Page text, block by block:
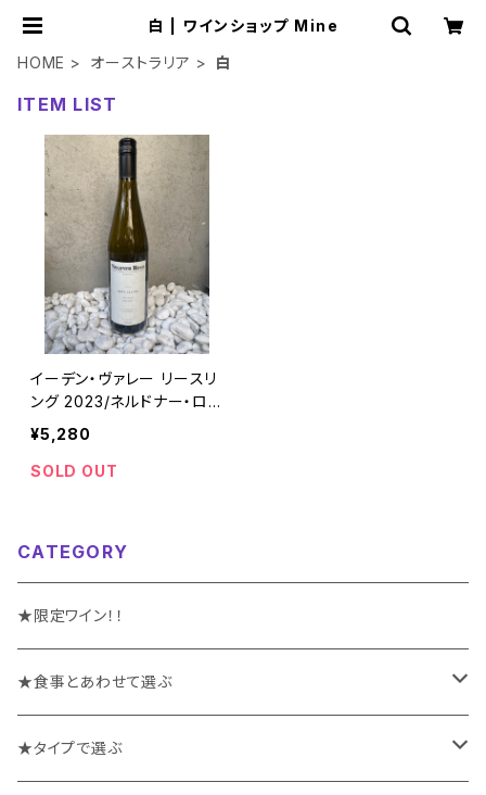
白 | ワインショップ Mine
HOME
オーストラリア 白
ITEM LIST
イーデン・ヴァレー リースリ
ング 2023/ネルドナー・ロ
ード
¥5,280
SOLD OUT
CATEGORY
★限定ワイン！！
★食事とあわせて選ぶ
チーズや前菜と楽しむワイン
★タイプで選ぶ